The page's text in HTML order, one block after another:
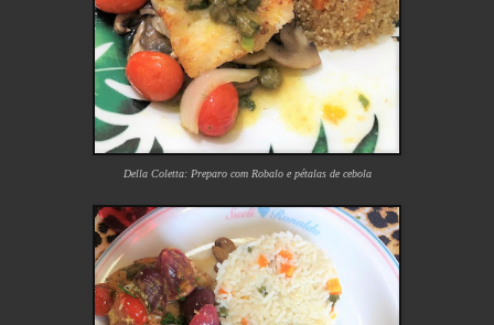
Della Coletta: Preparo com Robalo e pétalas de cebola